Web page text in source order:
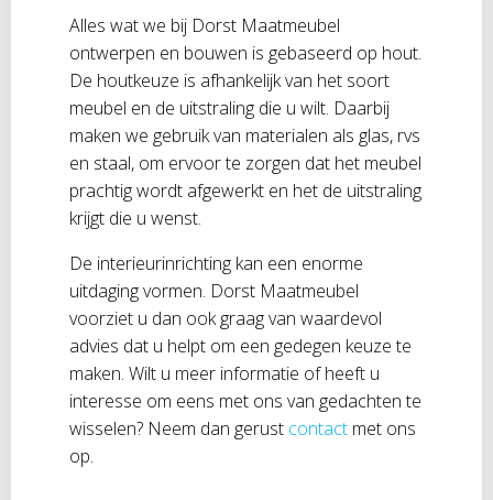
Alles wat we bij Dorst Maatmeubel
ontwerpen en bouwen is gebaseerd op hout.
De houtkeuze is afhankelijk van het soort
meubel en de uitstraling die u wilt. Daarbij
maken we gebruik van materialen als glas, rvs
en staal, om ervoor te zorgen dat het meubel
prachtig wordt afgewerkt en het de uitstraling
krijgt die u wenst.
De interieurinrichting kan een enorme
uitdaging vormen. Dorst Maatmeubel
voorziet u dan ook graag van waardevol
advies dat u helpt om een gedegen keuze te
maken. Wilt u meer informatie of heeft u
interesse om eens met ons van gedachten te
wisselen? Neem dan gerust contactmet ons
op.